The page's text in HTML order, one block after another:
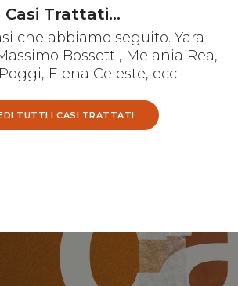
Casi Trattati...
che abbiamo seguito. Yara
Bossetti, Melania Rea,
Elena Celeste, ecc
TUTTI I CASI TRATTATI